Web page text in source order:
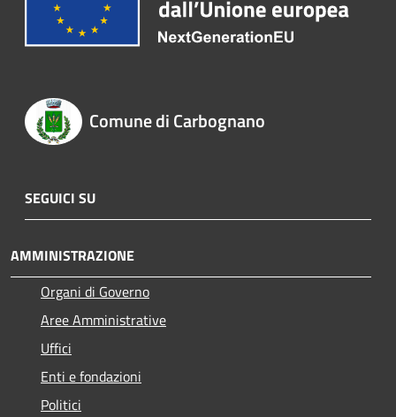
Comune di Carbognano
SEGUICI SU
AMMINISTRAZIONE
Organi di Governo
Aree Amministrative
Uffici
Enti e fondazioni
Politici